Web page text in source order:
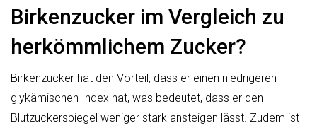
Birkenzucker im Vergleich zu
herkömmlichem Zucker?
Birkenzucker hat den Vorteil, dass er einen niedrigeren
glykämischen Index hat, was bedeutet, dass er den
Blutzuckerspiegel weniger stark ansteigen lässt. Zudem ist